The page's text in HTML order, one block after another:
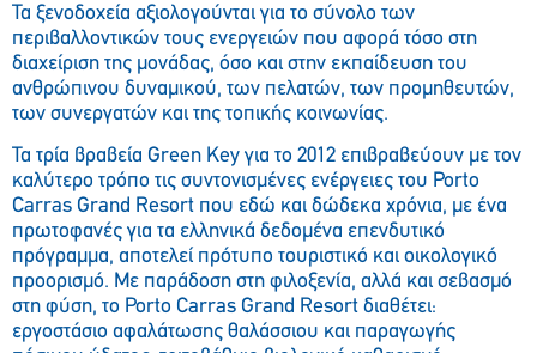
Τα ξενοδοχεία αξιολογούνται για το σύνολο των
περιβαλλοντικών τους ενεργειών που αφορά τόσο στη
διαχείριση της μονάδας, όσο και στην εκπαίδευση του
ανθρώπινου δυναμικού, των πελατών, των προμηθευτών,
των συνεργατών και της τοπικής κοινωνίας.
Τα τρία βραβεία Green Key για το 2012 επιβραβεύουν με τον
καλύτερο τρόπο τις συντονισμένες ενέργειες του Porto
Carras Grand Resort που εδώ και δώδεκα χρόνια, με ένα
πρωτοφανές για τα ελληνικά δεδομένα επενδυτικό
πρόγραμμα, αποτελεί πρότυπο τουριστικό και οικολογικό
προορισμό. Με παράδοση στη φιλοξενία, αλλά και σεβασμό
στη φύση, το Porto Carras Grand Resort διαθέτει:
εργοστάσιο αφαλάτωσης θαλάσσιου και παραγωγής